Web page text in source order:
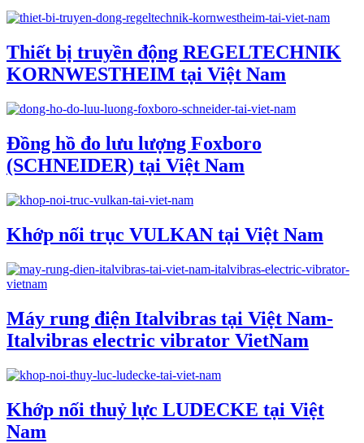
Thiết bị truyền động REGELTECHNIK
KORNWESTHEIM tại Việt Nam
Đồng hồ đo lưu lượng Foxboro
(SCHNEIDER) tại Việt Nam
Khớp nối trục VULKAN tại Việt Nam
Máy rung điện Italvibras tại Việt Nam-
Italvibras electric vibrator VietNam
Khớp nối thuỷ lực LUDECKE tại Việt
Nam